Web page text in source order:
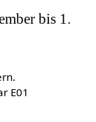
bis 1.
E01